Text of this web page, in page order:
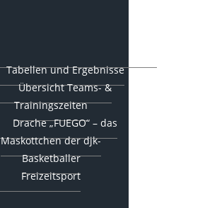
Tabellen und Ergebnisse
Übersicht Teams- &
Trainingszeiten
Drache „FUEGO“ – das
Maskottchen der djk-
Basketballer
Freizeitsport